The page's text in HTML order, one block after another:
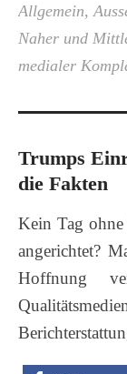
Allgemein,
Naher und
medialer
Trumps
die Fakten
Kein Tag
angerichtet?
Hoffnung